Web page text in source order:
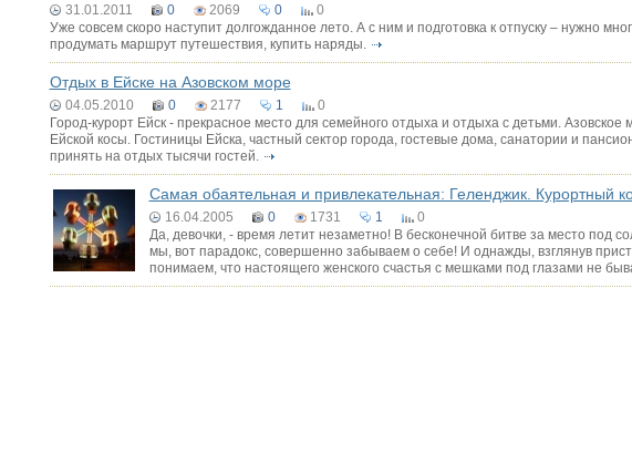
31.01.2011 0 2069 0
0
Уже совсем скоро наступит долгожданное лето. А с ним и подготовка к отпуску – нужно
продумать маршрут путешествия, купить наряды.
Отдых в Ейске на Азовском море
04.05.2010 0 2177 1
0
Город-курорт Ейск - прекрасное место для семейного отдыха и отдыха с детьми.
Ейской косы. Гостиницы Ейска, частный сектор города, гостевые дома, санатории и
принять на отдых тысячи гостей.
Самая обаятельная и привлекательная: Геленджик. Курортный
16.04.2005 0 1731 1
0
Да, девочки, - время летит незаметно! В бесконечной битве за место под
мы, вот парадокс, совершенно забываем о себе! И однажды, взглянув
понимаем, что настоящего женского счастья с мешками под глазами не